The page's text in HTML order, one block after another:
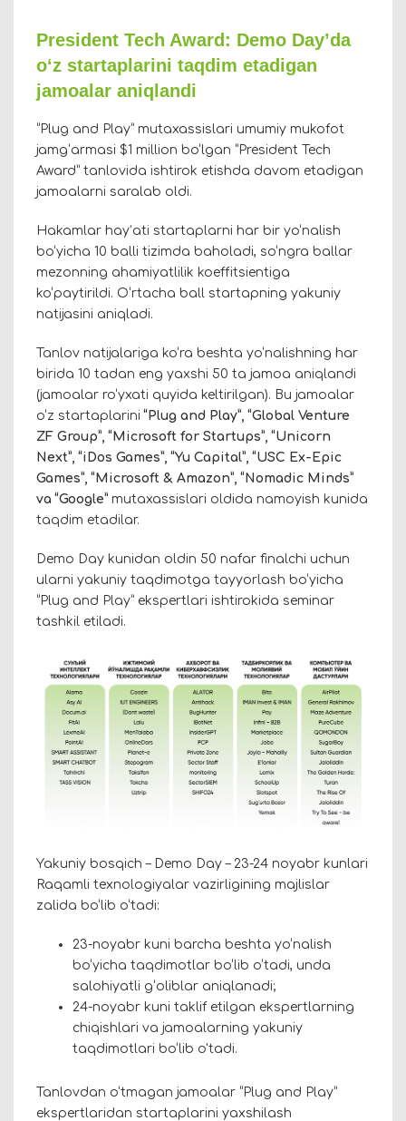
President Tech Award: Demo Day’da
o‘z startaplarini taqdim etadigan
jamoalar aniqlandi
“Plug and Play” mutaxassislari umumiy mukofot
jamg‘armasi $1 million bo‘lgan “President Tech
Award” tanlovida ishtirok etishda davom etadigan
jamoalarni saralab oldi.
Hakamlar hay’ati startaplarni har bir yo‘nalish
bo‘yicha 10 balli tizimda baholadi, so‘ngra ballar
mezonning ahamiyatlilik koeffitsientiga
ko‘paytirildi. O‘rtacha ball startapning yakuniy
natijasini aniqladi.
Tanlov natijalariga ko‘ra beshta yo‘nalishning har
birida 10 tadan eng yaxshi 50 ta jamoa aniqlandi
(jamoalar ro‘yxati quyida keltirilgan). Bu jamoalar
o‘z startaplarini“Plug and Play”, “Global Venture
ZF Group”, “Microsoft for Startups”, “Unicorn
Next”, “iDos Games”, “Yu Capital”, “USC Ex-Epic
Games”, “Microsoft & Amazon”, “Nomadic Minds”
va “Google” mutaxassislari oldida namoyish kunida
taqdim etadilar.
Demo Day kunidan oldin 50 nafar finalchi uchun
ularni yakuniy taqdimotga tayyorlash bo‘yicha
“Plug and Play” ekspertlari ishtirokida seminar
tashkil etiladi.
Yakuniy bosqich – Demo Day – 23-24 noyabr kunlari
Raqamli texnologiyalar vazirligining majlislar
zalida bo‘lib o‘tadi:
23-noyabr kuni barcha beshta yo‘nalish
bo‘yicha taqdimotlar bo‘lib o‘tadi, unda
salohiyatli g‘oliblar aniqlanadi;
24-noyabr kuni taklif etilgan ekspertlarning
chiqishlari va jamoalarning yakuniy
taqdimotlari bo‘lib o'tadi.
Tanlovdan o‘tmagan jamoalar “Plug and Play”
ekspertlaridan startaplarini yaxshilash